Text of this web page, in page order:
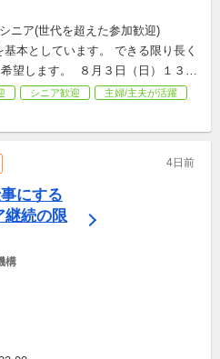
ニア(世代を超えた参加歓迎)
本としています。 できる限り長く
望します。  ８月３日（日）１３：
（日）１３：００から１５：００
１５；００ 以降のスケジュール
ご確認ください。
シニア歓迎
主婦/主夫が活躍
4日前
にする
継続の限
構